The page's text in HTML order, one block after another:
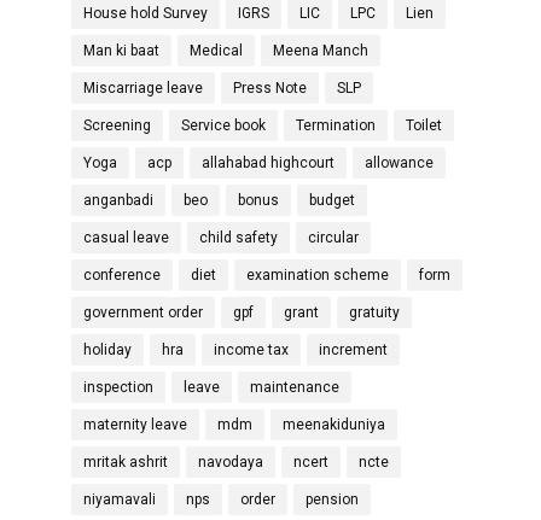
House hold Survey IGRS LIC LPC Lien
Man ki baat Medical Meena Manch
Miscarriage leave Press Note SLP
Screening Service book Termination Toilet
Yoga acp allahabad highcourt allowance
anganbadi beo bonus budget
casual leave child safety circular
conference diet examination scheme form
government order gpf grant gratuity
holiday hra income tax increment
inspection leave maintenance
maternity leave mdm meenakiduniya
mritak ashrit navodaya ncert ncte
niyamavali nps order pension